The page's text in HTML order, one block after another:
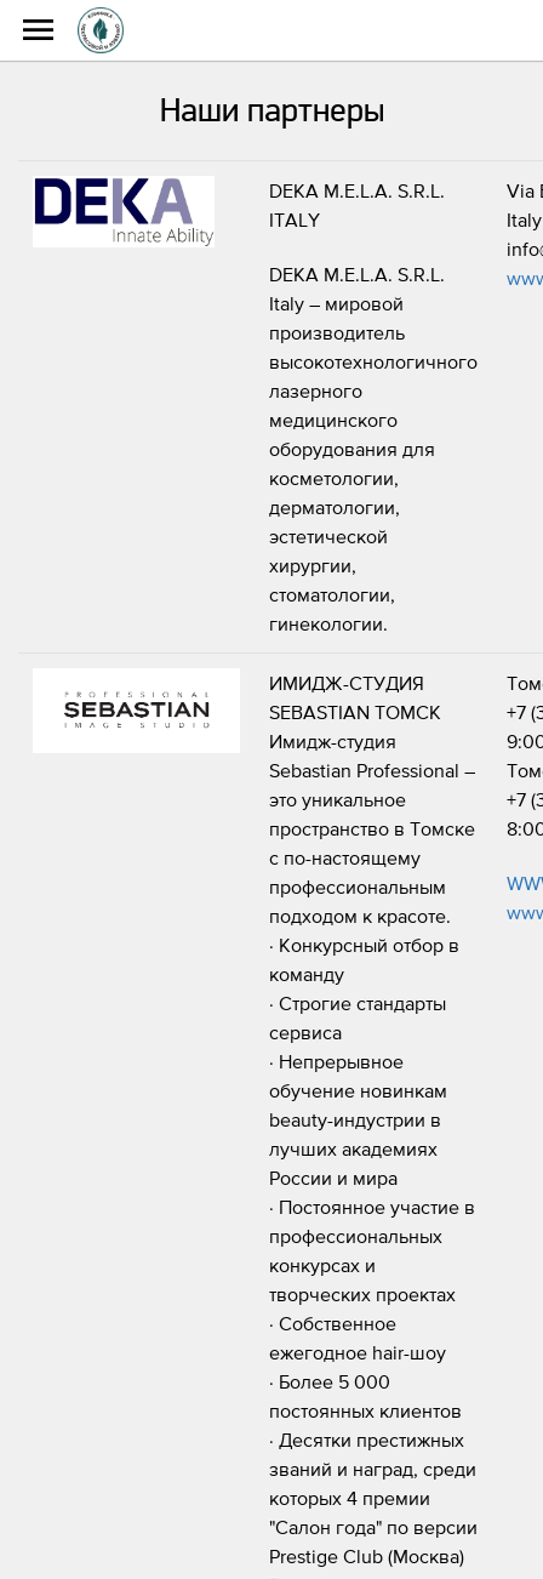
Наши партнеры
DEKA M.E.L.A. S.R.L.
ITALY
DEKA M.E.L.A. S.R.L.
Italy – мировой
производитель
высокотехнологичного
лазерного
медицинского
оборудования для
косметологии,
дерматологии,
эстетической
хирургии,
стоматологии,
гинекологии.
Via
ИМИДЖ-СТУДИЯ
SEBASTIAN ТОМСК
Имидж-студия
Sebastian Professional –
это уникальное
пространство в Томске
с по-настоящему
профессиональным
подходом к красоте.
· Конкурсный отбор в
команду
· Строгие стандарты
сервиса
· Непрерывное
обучение новинкам
beauty-индустрии в
лучших академиях
России и мира
· Постоянное участие в
профессиональных
конкурсах и
творческих проектах
· Собственное
ежегодное hair-шоу
· Более 5 000
постоянных клиентов
· Десятки престижных
званий и наград, среди
которых 4 премии
"Салон года" по версии
Prestige Club (Москва)
+7
+7